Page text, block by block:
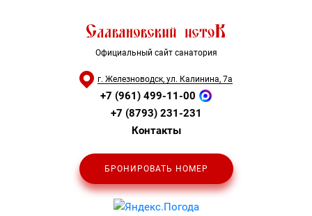
Официальный сайт санатория
г. Железноводск, ул. Калинина, 7а
+7 (961) 499-11-00
+7 (8793) 231-231
Контакты
БРОНИРОВАТЬ НОМЕР